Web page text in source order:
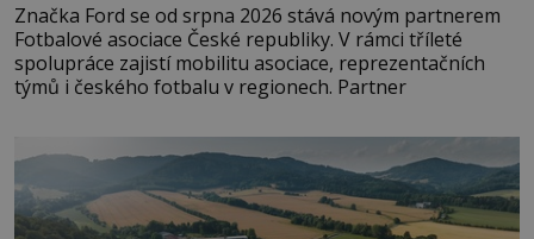
Značka Ford se od srpna 2026 stává novým partnerem
Fotbalové asociace České republiky. V rámci tříleté
spolupráce zajistí mobilitu asociace, reprezentačních
týmů i českého fotbalu v regionech. Partner